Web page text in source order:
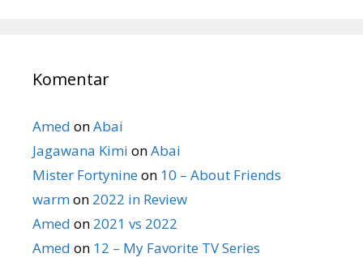
Komentar
Amed onAbai
Jagawana Kimi onAbai
Mister Fortynineon 10 – About Friends
warmon 2022 in Review
Amed on 2021 vs 2022
Amed on 12 – My Favorite TV Series